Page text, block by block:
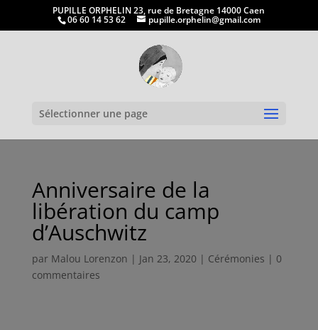
PUPILLE ORPHELIN 23, rue de Bretagne 14000 Caen
06 60 14 53 62 pupille.orphelin@gmail.com
Sélectionner une page
Anniversaire de la
libération du camp
d’Auschwitz
par Malou Lorenzon | Jan 23, 2020 | Cérémonies | 0
commentaires